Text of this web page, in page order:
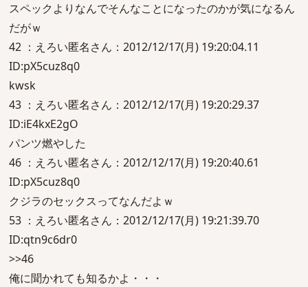
スペックよりなんでそんなことになったのかが気になるん
だがｗ
42 ：えろい匿名さん：2012/12/17(月) 19:20:04.11
ID:pX5cuz8q0
kwsk
43 ：えろい匿名さん：2012/12/17(月) 19:20:29.37
ID:iE4kxE2gO
パンツ燃やした
46 ：えろい匿名さん：2012/12/17(月) 19:20:40.61
ID:pX5cuz8q0
クジラのセックスってなんだよｗ
53 ：えろい匿名さん：2012/12/17(月) 19:21:39.70
ID:qtn9c6dr0
>>46
俺に聞かれても知るかよ・・・